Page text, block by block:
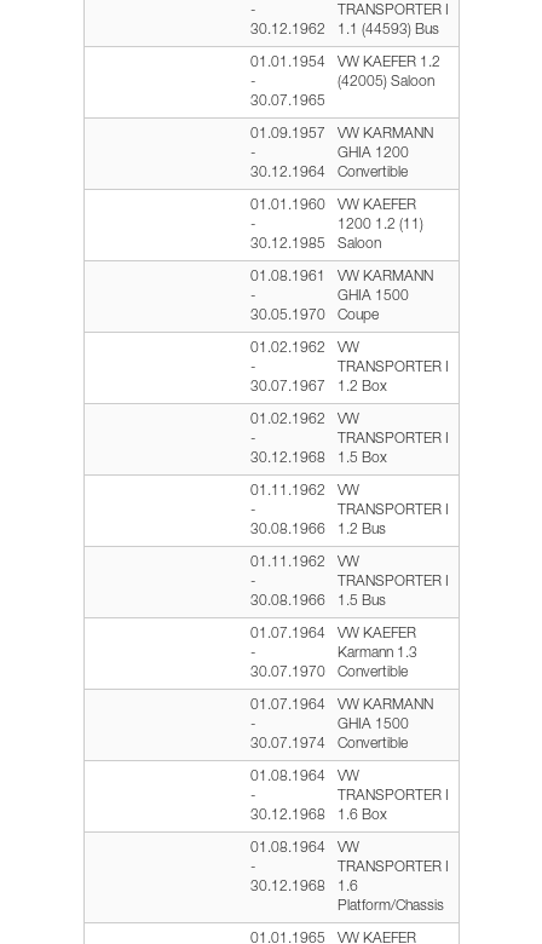
-
30.12.1962
TRANSPORTER I
1.1 (44593) Bus
01.01.1954
-
30.07.1965
VW KAEFER 1.2
(42005) Saloon
01.09.1957
-
30.12.1964
VW KARMANN
GHIA 1200
Convertible
01.01.1960
-
30.12.1985
VW KAEFER
1200 1.2 (11)
Saloon
01.08.1961
-
30.05.1970
VW KARMANN
GHIA 1500
Coupe
01.02.1962
-
30.07.1967
VW
TRANSPORTER I
1.2 Box
01.02.1962
-
30.12.1968
VW
TRANSPORTER I
1.5 Box
01.11.1962
-
30.08.1966
VW
TRANSPORTER I
1.2 Bus
01.11.1962
-
30.08.1966
VW
TRANSPORTER I
1.5 Bus
01.07.1964
-
30.07.1970
VW KAEFER
Karmann 1.3
Convertible
01.07.1964
-
30.07.1974
VW KARMANN
GHIA 1500
Convertible
01.08.1964
-
30.12.1968
VW
TRANSPORTER I
1.6 Box
01.08.1964
-
30.12.1968
VW
TRANSPORTER I
1.6
Platform/Chassis
01.01.1965 VW KAEFER